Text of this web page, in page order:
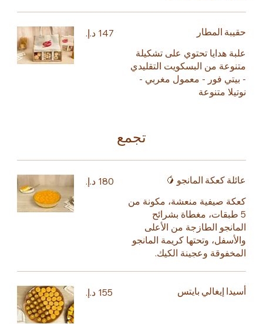
حقيبة المطار
علبة هدايا تحتوي على تشكيلة
متنوعة من البسكويت التقليدي
- بيتي فور - معمول مغربي -
نوتيلا متنوعة
تجمع
عائلة كعكة المانجو 🥭
كعكة صيفية منعشة، مكونة من
5 طبقات، مغطاة بشرائح
المانجو الطازجة من الأعلى
والأسفل، وتحتها كريمة المانجو
المخفوقة وعجينة الكيك.
أسيدا إيغالي بايتس